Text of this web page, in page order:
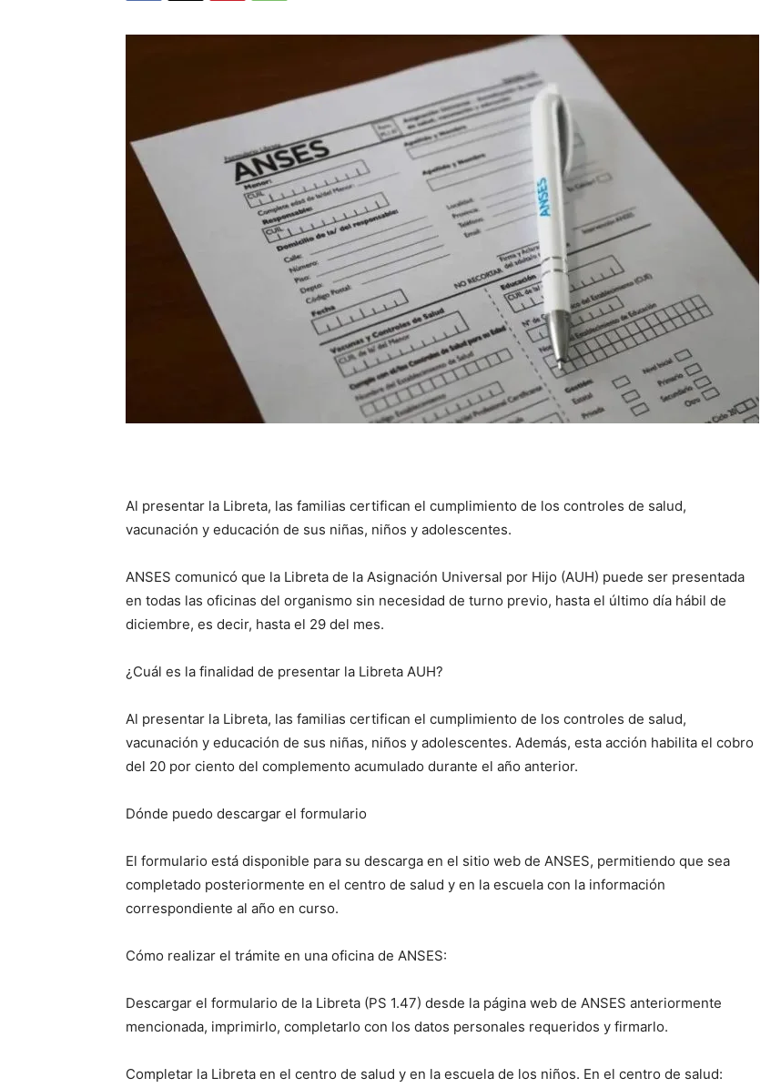
DIGITAL
::
La
Verdad
lo
que
Al presentar la Libreta, las familias certifican el cumplimiento de los controles de salud,
vacunación y educación de sus niñas, niños y adolescentes.
ANSES comunicó que la Libreta de la Asignación Universal por Hijo (AUH) puede ser presentada
en todas las oficinas del organismo sin necesidad de turno previo, hasta el último día hábil de
diciembre, es decir, hasta el 29 del mes.
¿Cuál es la finalidad de presentar la Libreta AUH?
Al presentar la Libreta, las familias certifican el cumplimiento de los controles de salud,
vacunación y educación de sus niñas, niños y adolescentes. Además, esta acción habilita el cobro
del 20 por ciento del complemento acumulado durante el año anterior.
Dónde puedo descargar el formulario
El formulario está disponible para su descarga en el sitio web de ANSES, permitiendo que sea
completado posteriormente en el centro de salud y en la escuela con la información
correspondiente al año en curso.
Cómo realizar el trámite en una oficina de ANSES:
Descargar el formulario de la Libreta (PS 1.47) desde la página web de ANSES anteriormente
mencionada, imprimirlo, completarlo con los datos personales requeridos y firmarlo.
Completar la Libreta en el centro de salud y en la escuela de los niños. En el centro de salud: